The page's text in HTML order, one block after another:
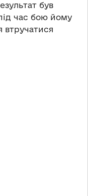
був
час бою йому